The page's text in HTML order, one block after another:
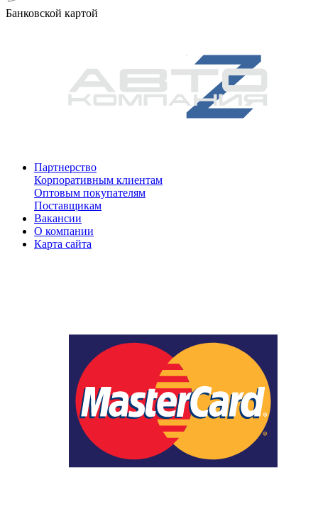
Банковской картой
Партнерство
Корпоративным клиентам
Оптовым покупателям
Поставщикам
Вакансии
О компании
Карта сайта